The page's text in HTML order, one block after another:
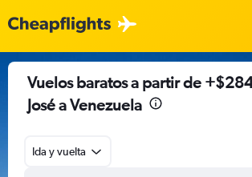
Vuelos baratos a partir de
José a Venezuela
Ida y vuelta